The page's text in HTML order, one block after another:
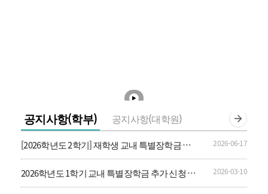
공지사항(학부) 공지사항(대학원)
[2026학년도 2학기] 재학생 교내 특별장학금 신
청 안내
2026-06-17
2026학년도 1학기 교내 특별장학금 추가 신청 안
내
2026-03-10